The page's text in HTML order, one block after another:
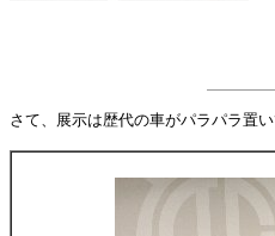
さて、展示は歴代の車がパラパラ置